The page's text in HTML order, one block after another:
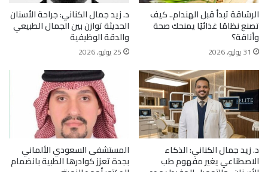
الرشاقة تبدأ قبل الهندام.. كيف
تصنع نظامًا غذائيًا يمنحك صحة
وأناقة؟
31 يوليو, 2026
د. زيد جمال الكناني: جراحة الأسنان
الحديثة توازن بين الجمال الطبيعي
والدقة الوظيفية
25 يوليو, 2026
د. زيد جمال الكناني: الذكاء
الاصطناعي يغير مفهوم طب
المستشفى السعودي الألماني
بجدة تعزز كوادرها الطبية بانضمام